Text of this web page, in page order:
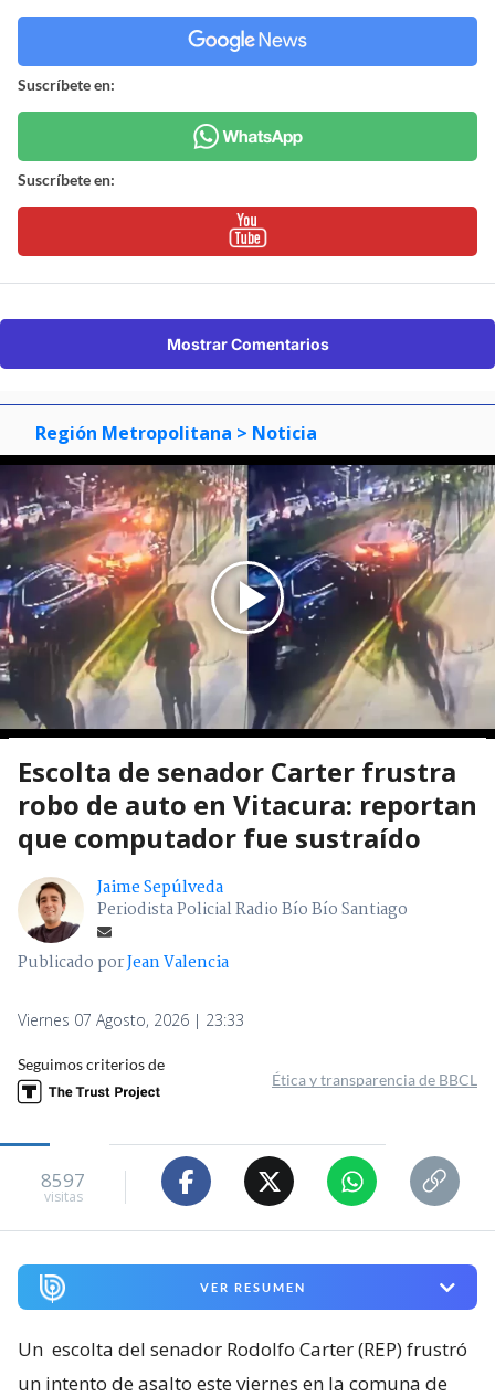
Suscríbete en:
Suscríbete en:
Mostrar Comentarios
Región Metropolitana > Noticia
Escolta de senador Carter frustra
robo de auto en Vitacura: reportan
que computador fue sustraído
Jaime Sepúlveda
Periodista Policial Radio Bío Bío Santiago
Publicado porJean Valencia
Viernes 07 Agosto, 2026 | 23:33
Seguimos criterios de
Ética y transparencia de BBCL
8597
visitas
VER RESUMEN
Un escolta del senador Rodolfo Carter (REP) frustró
un intento de asalto este viernes en la comuna de